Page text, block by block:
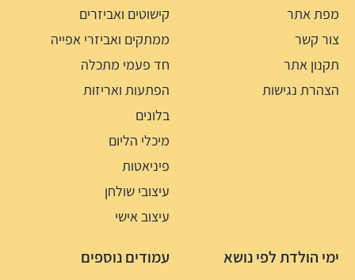
מפת אתר
צור קשר
תקנון אתר
הצהרת נגישות
קישוטים ואביזרים
ממתקים ואביזרי אפייה
חד פעמי מתכלה
הפתעות ואריזות
בלונים
מיכלי הליום
פיניאטות
עיצובי שולחן
עיצוב אישי
ימי הולדת לפי נושא עמודים נוספים